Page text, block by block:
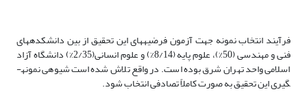
فرآیند انتخاب نمونه جهت آزمون فرضیه­های این تحقیق از بین دانشکده­های
فنی و مهندسی (50%)، علوم پایه (8/14%) و علوم انسانی(2/35%) دانشگاه آزاد
اسلامی واحد تهران شرق بوده است. در واقع تلاش شده است شیوه­ی نمونه­
گیری این تحقیق به صورت کاملاً تصادفی انتخاب شود.